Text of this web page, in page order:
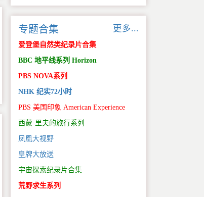
专题合集 更多...
爱登堡自然类纪录片合集
BBC 地平线系列 Horizon
PBS NOVA系列
NHK 纪实72小时
PBS 美国印象 American Experience
西蒙·里夫的旅行系列
凤凰大视野
皇牌大放送
宇宙探索纪录片合集
荒野求生系列